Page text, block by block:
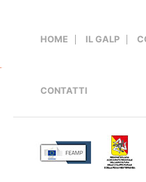
HOME IL GALP
CONTATTI